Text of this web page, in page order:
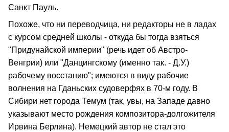
Санкт Пауль.
Похоже, что ни переводчица, ни редакторы не в ладах
с курсом средней школы - откуда бы тогда взяться
"Придунайской империи" (речь идет об Австро-
Венгрии) или "Данцингскому (именно так. - Д.У.)
рабочему восстанию"; имеются в виду рабочие
волнения на Гданьских судоверфях в 70-м году. В
Сибири нет города Темум (так, увы, на Западе давно
указывают место рождения композитора-долгожителя
Ирвина Берлина). Немецкий автор не стал это